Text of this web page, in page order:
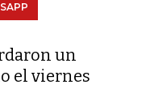
un
el viernes